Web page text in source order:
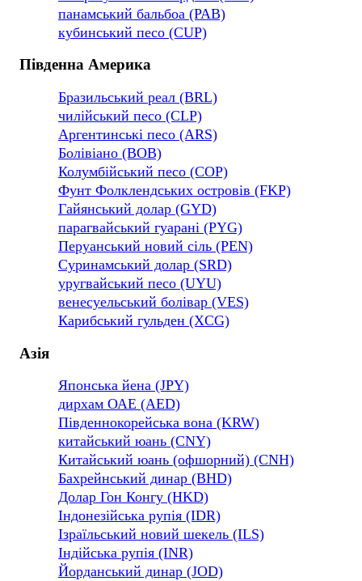
панамський бальбоа (PAB)
кубинський песо (CUP)
Південна Америка
Бразильський реал (BRL)
чилійський песо (CLP)
Аргентинські песо (ARS)
Болівіано (BOB)
Колумбійський песо (COP)
Фунт Фолклендських островів (FKP)
Гайянський долар (GYD)
парагвайський гуарані (PYG)
Перуанський новий сіль (PEN)
Суринамський долар (SRD)
уругвайський песо (UYU)
венесуельський болівар (VES)
Карибський гульден (XCG)
Азія
Японська йена (JPY)
дирхам ОАЕ (AED)
Південнокорейська вона (KRW)
китайський юань (CNY)
Китайський юань (офшорний) (CNH)
Бахрейнський динар (BHD)
Долар Гон Конгу (HKD)
Індонезійська рупія (IDR)
Ізраїльський новий шекель (ILS)
Індійська рупія (INR)
Йорданський динар (JOD)